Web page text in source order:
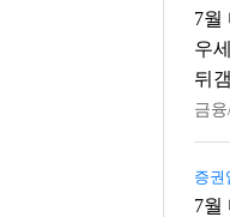
7월
우
뒤
금
증권
7월